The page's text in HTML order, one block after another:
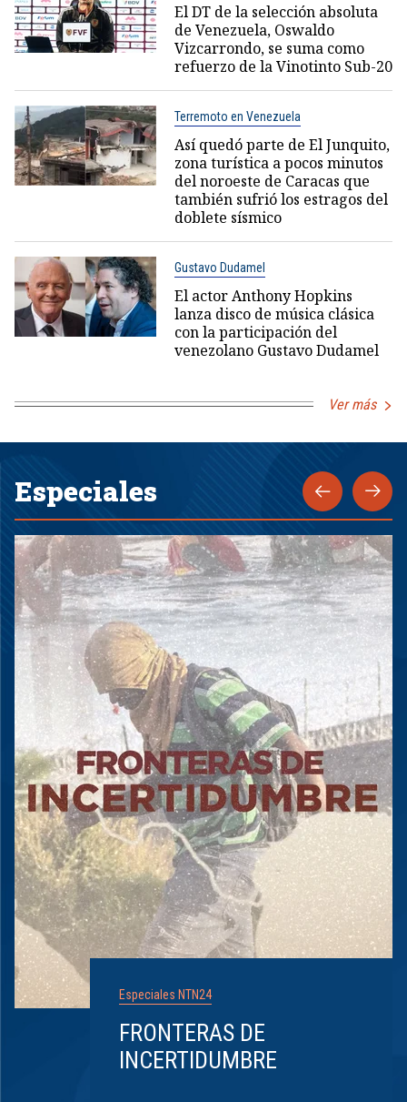
El DT de la selección absoluta
de Venezuela, Oswaldo
Vizcarrondo, se suma como
refuerzo de la Vinotinto Sub-20
Terremoto en Venezuela
Así quedó parte de El Junquito,
zona turística a pocos minutos
del noroeste de Caracas que
también sufrió los estragos del
doblete sísmico
Gustavo Dudamel
El actor Anthony Hopkins
lanza disco de música clásica
con la participación del
venezolano Gustavo Dudamel
Ver más
Especiales
Especiales NTN24
FRONTERAS DE
INCERTIDUMBRE